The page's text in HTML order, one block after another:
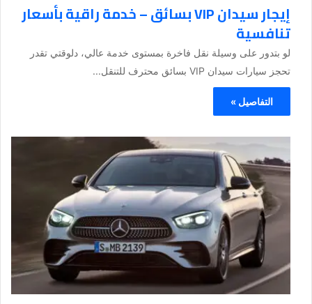
إيجار سيدان VIP بسائق – خدمة راقية بأسعار
تنافسية
لو بتدور على وسيلة نقل فاخرة بمستوى خدمة عالي، دلوقتي تقدر
تحجز سيارات سيدان VIP بسائق محترف للتنقل...
التفاصيل »